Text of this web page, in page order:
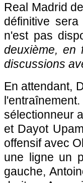
Real Madrid
définitive
n'est pas
deuxième, en
discussions
En attendant,
sélectionneur
et Dayot
offensif avec
une ligne un
gauche,